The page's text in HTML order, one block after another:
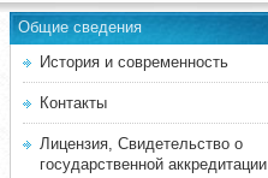
Общие сведения
История и современность
Контакты
Лицензия, Свидетельство о
государственной аккредитации